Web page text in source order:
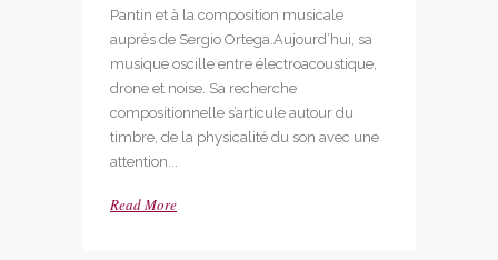
Pantin et à la composition musicale
auprès de Sergio Ortega.Aujourd’hui, sa
musique oscille entre électroacoustique,
drone et noise. Sa recherche
compositionnelle s’articule autour du
timbre, de la physicalité du son avec une
attention...
Read More